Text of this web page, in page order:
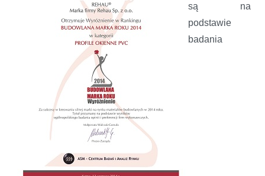
Profile REHAU nagrodzone – BUDOWLANA MARKA ROKU 2014
są na
podstawie
badania